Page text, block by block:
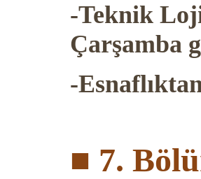
-Teknik
Çarşamba
-
■ 7.